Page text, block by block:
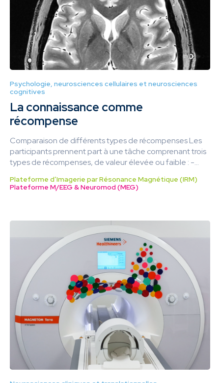
Psychologie, neurosciences cellulaires et neurosciences
cognitives
La connaissance comme
récompense
Comparaison de différents types de récompenses Les
participants prennent part à une tâche comprenant trois
types de récompenses, de valeur élevée ou faible : -...
Plateforme d’Imagerie par Résonance Magnétique (IRM)
Plateforme M/EEG & Neuromod (MEG)